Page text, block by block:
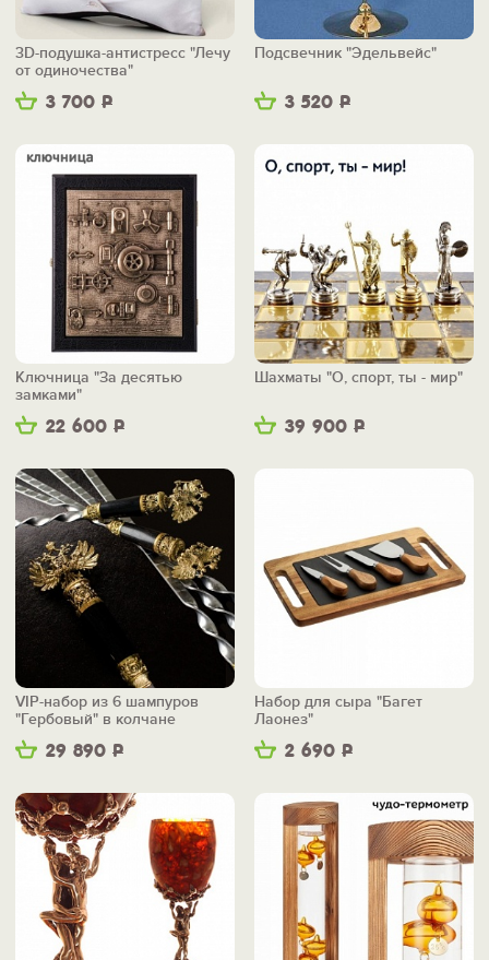
3 700 Р
3D-подушка-антистресс "Лечу
от одиночества"
3 520 Р
Подсвечник "Эдельвейс"
22 600 Р
Ключница "За десятью
замками"
39 900 Р
Шахматы "О, спорт, ты - мир"
29 890 Р
VIP-набор из 6 шампуров
"Гербовый" в колчане
2 690 Р
Набор для сыра "Багет
Лаонез"